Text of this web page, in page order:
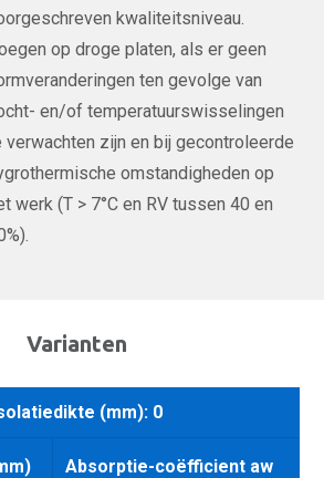
kwaliteitsniveau.
op droge platen, als er geen
ten gevolge van
en/of temperatuurswisselingen
verwachten zijn en bij gecontroleerde
omstandigheden op
werk (T > 7°C en RV tussen 40 en
Varianten
(mm): 0
Absorptie-coëfficient aw